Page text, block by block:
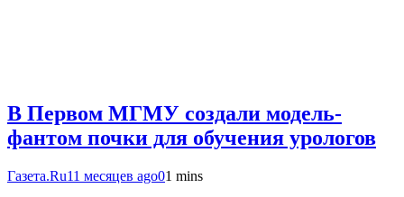
В Первом МГМУ создали модель-
фантом почки для обучения урологов
Газета.Ru11 месяцев ago01 mins